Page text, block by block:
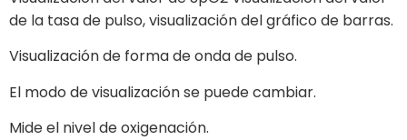
de la tasa de pulso, visualización del gráfico de barras.
Visualización de forma de onda de pulso.
El modo de visualización se puede cambiar.
Mide el nivel de oxigenación.